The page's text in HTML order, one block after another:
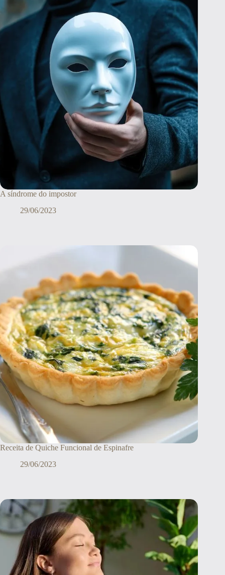
A síndrome do impostor
29/06/2023
Receita de Quiche Funcional de Espinafre
29/06/2023